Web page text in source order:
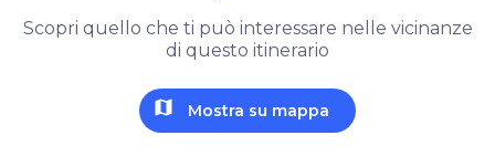
Scopri quello che ti può interessare nelle vicinanze
di questo itinerario
map Mostra su mappa